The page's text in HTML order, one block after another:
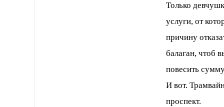
Только
услуги, от
причину
балаган, чтоб
повесить
И вот.
проспект.